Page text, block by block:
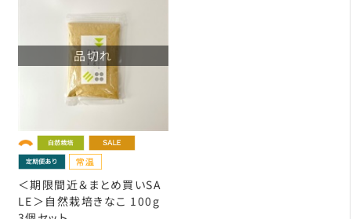
品切れ
＜期限間近＆まとめ買いSA
LE＞自然栽培きなこ 100g